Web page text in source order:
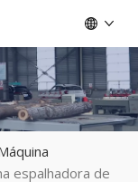
espalhadora de